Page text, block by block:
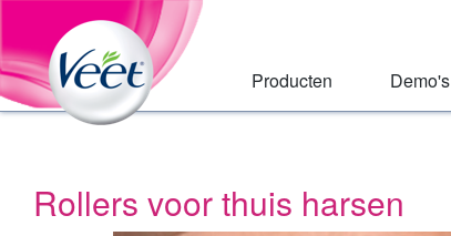
Primary
Navigation,
Main
Content
Huis
Main
Navigation Producten Demo's
Rollers voor thuis harsen